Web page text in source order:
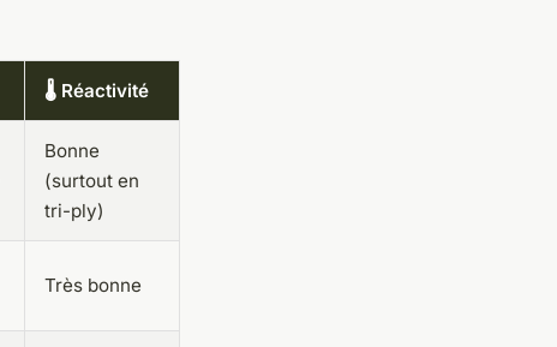
🌡️ Réactivité
Bonne
(surtout en
tri-ply)
Très bonne